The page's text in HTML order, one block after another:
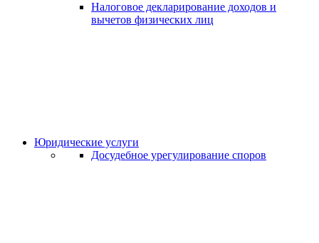
Налоговое декларирование доходов и
вычетов физических лиц
Юридические услуги
Досудебное урегулирование споров